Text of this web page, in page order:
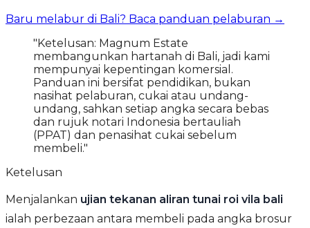
Baru melabur di Bali? Baca panduan pelaburan →
"Ketelusan: Magnum Estate
membangunkan hartanah di Bali, jadi kami
mempunyai kepentingan komersial.
Panduan ini bersifat pendidikan, bukan
nasihat pelaburan, cukai atau undang-
undang, sahkan setiap angka secara bebas
dan rujuk notari Indonesia bertauliah
(PPAT) dan penasihat cukai sebelum
membeli."
Ketelusan
Menjalankan ujian tekanan aliran tunai roi vila bali
ialah perbezaan antara membeli pada angka brosur